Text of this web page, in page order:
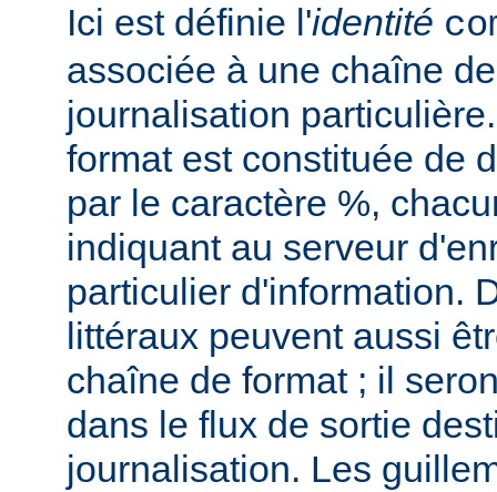
Ici est définie l'identité
associée à une chaîne
journalisation
format est constituée de
par le caractère %,
indiquant au serveur
particulier d'information.
littéraux peuvent aussi
chaîne de format ; il
dans le flux de sortie
journalisation. Les